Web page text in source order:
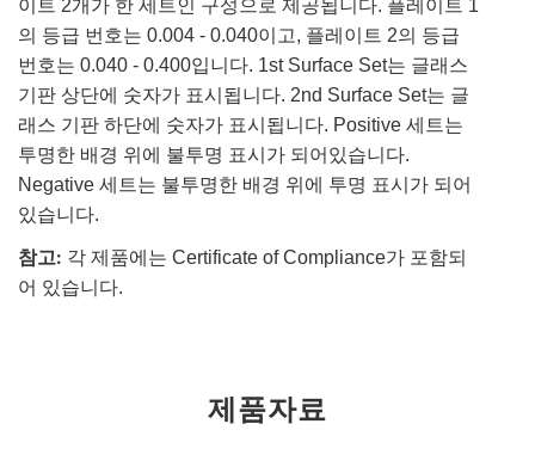
이트 2개가 한 세트인 구성으로 제공됩니다. 플레이트 1
의 등급 번호는 0.004 - 0.040이고, 플레이트 2의 등급
번호는 0.040 - 0.400입니다. 1st Surface Set는 글래스
기판 상단에 숫자가 표시됩니다. 2nd Surface Set는 글
래스 기판 하단에 숫자가 표시됩니다. Positive 세트는
투명한 배경 위에 불투명 표시가 되어있습니다.
Negative 세트는 불투명한 배경 위에 투명 표시가 되어
있습니다.
참고: 각 제품에는 Certificate of Compliance가 포함되
어 있습니다.
제품자료